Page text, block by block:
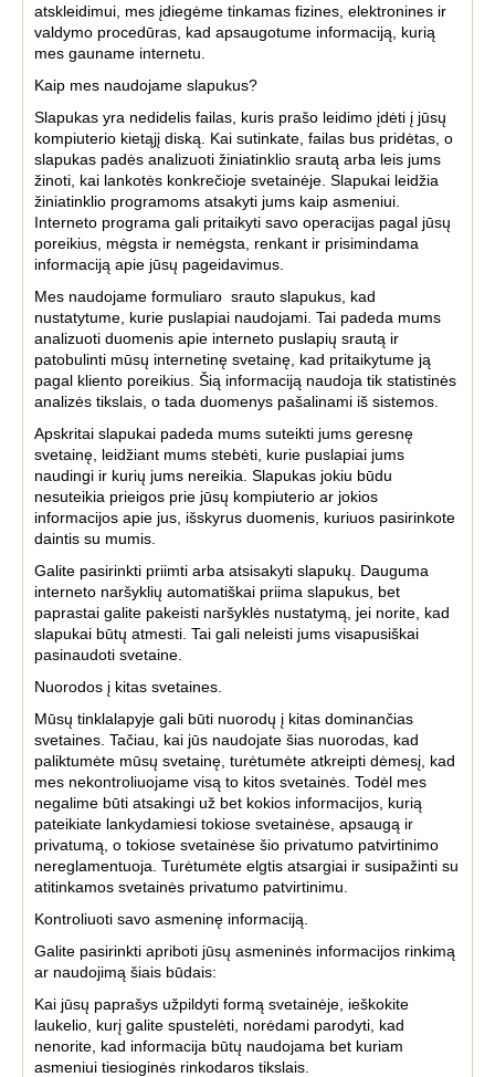
atskleidimui, mes įdiegėme tinkamas fizines, elektronines ir
valdymo procedūras, kad apsaugotume informaciją, kurią
mes gauname internetu.
Kaip mes naudojame slapukus?
Slapukas yra nedidelis failas, kuris prašo leidimo įdėti į jūsų
kompiuterio kietąjį diską. Kai sutinkate, failas bus pridėtas, o
slapukas padės analizuoti žiniatinklio srautą arba leis jums
žinoti, kai lankotės konkrečioje svetainėje. Slapukai leidžia
žiniatinklio programoms atsakyti jums kaip asmeniui.
Interneto programa gali pritaikyti savo operacijas pagal jūsų
poreikius, mėgsta ir nemėgsta, renkant ir prisimindama
informaciją apie jūsų pageidavimus.
Mes naudojame formuliaro srauto slapukus, kad
nustatytume, kurie puslapiai naudojami. Tai padeda mums
analizuoti duomenis apie interneto puslapių srautą ir
patobulinti mūsų internetinę svetainę, kad pritaikytume ją
pagal kliento poreikius. Šią informaciją naudoja tik statistinės
analizės tikslais, o tada duomenys pašalinami iš sistemos.
Apskritai slapukai padeda mums suteikti jums geresnę
svetainę, leidžiant mums stebėti, kurie puslapiai jums
naudingi ir kurių jums nereikia. Slapukas jokiu būdu
nesuteikia prieigos prie jūsų kompiuterio ar jokios
informacijos apie jus, išskyrus duomenis, kuriuos pasirinkote
daintis su mumis.
Galite pasirinkti priimti arba atsisakyti slapukų. Dauguma
interneto naršyklių automatiškai priima slapukus, bet
paprastai galite pakeisti naršyklės nustatymą, jei norite, kad
slapukai būtų atmesti. Tai gali neleisti jums visapusiškai
pasinaudoti svetaine.
Nuorodos į kitas svetaines.
Mūsų tinklalapyje gali būti nuorodų į kitas dominančias
svetaines. Tačiau, kai jūs naudojate šias nuorodas, kad
paliktumėte mūsų svetainę, turėtumėte atkreipti dėmesį, kad
mes nekontroliuojame visą to kitos svetainės. Todėl mes
negalime būti atsakingi už bet kokios informacijos, kurią
pateikiate lankydamiesi tokiose svetainėse, apsaugą ir
privatumą, o tokiose svetainėse šio privatumo patvirtinimo
nereglamentuoja. Turėtumėte elgtis atsargiai ir susipažinti su
atitinkamos svetainės privatumo patvirtinimu.
Kontroliuoti savo asmeninę informaciją.
Galite pasirinkti apriboti jūsų asmeninės informacijos rinkimą
ar naudojimą šiais būdais:
Kai jūsų paprašys užpildyti formą svetainėje, ieškokite
laukelio, kurį galite spustelėti, norėdami parodyti, kad
nenorite, kad informacija būtų naudojama bet kuriam
asmeniui tiesioginės rinkodaros tikslais.